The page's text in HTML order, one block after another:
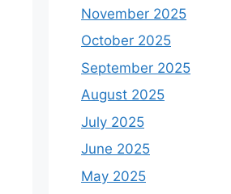
November 2025
October 2025
September 2025
August 2025
July 2025
June 2025
May 2025